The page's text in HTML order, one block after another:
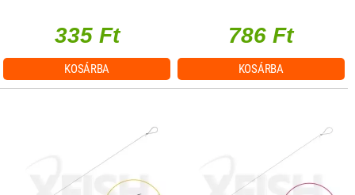
335 Ft
KOSÁRBA
786 Ft
KOSÁRBA